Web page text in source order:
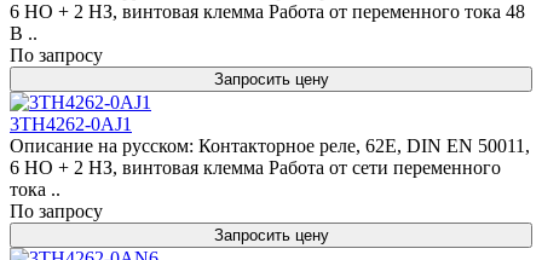
6 НО + 2 НЗ, винтовая клемма Работа от переменного тока 48
В ..
По запросу
Запросить цену
3TH4262-0AJ1
Описание на русском: Контакторное реле, 62E, DIN EN 50011,
6 НО + 2 НЗ, винтовая клемма Работа от сети переменного
тока ..
По запросу
Запросить цену